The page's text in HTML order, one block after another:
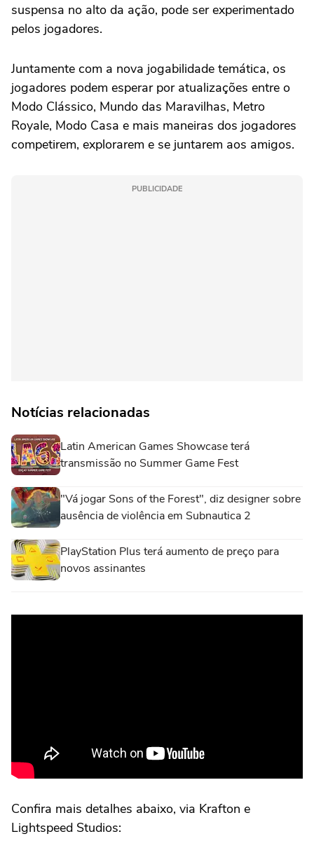
suspensa no alto da ação, pode ser experimentado
pelos jogadores.
Juntamente com a nova jogabilidade temática, os
jogadores podem esperar por atualizações entre o
Modo Clássico, Mundo das Maravilhas, Metro
Royale, Modo Casa e mais maneiras dos jogadores
competirem, explorarem e se juntarem aos amigos.
PUBLICIDADE
Notícias relacionadas
Latin American Games Showcase terá
transmissão no Summer Game Fest
"Vá jogar Sons of the Forest", diz designer sobre
ausência de violência em Subnautica 2
PlayStation Plus terá aumento de preço para
novos assinantes
Confira mais detalhes abaixo, via Krafton e
Lightspeed Studios: